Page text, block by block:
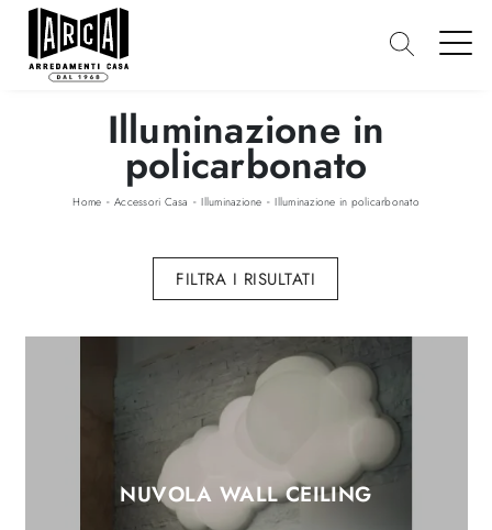
Illuminazione in
policarbonato
Home - Accessori Casa -Illuminazione -Illuminazione in policarbonato
FILTRA I RISULTATI
NUVOLA WALL CEILING